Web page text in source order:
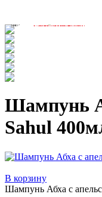
Шампунь
Sahul
В корзину
Шампунь Абха с